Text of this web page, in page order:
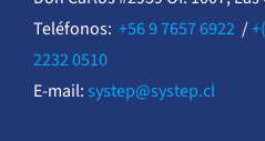
Teléfonos: +56 9 7657 6922/
2232 0510
E-mail: systep@systep.cl